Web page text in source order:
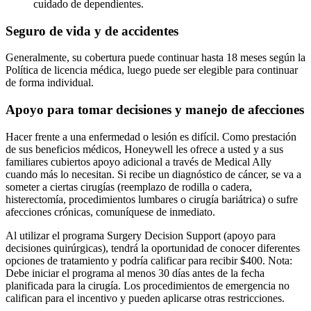
cuidado de dependientes.
Seguro de vida y de accidentes
Generalmente, su cobertura puede continuar hasta 18 meses según la
Política de licencia médica, luego puede ser elegible para continuar
de forma individual.
Apoyo para tomar decisiones y manejo de afecciones
Hacer frente a una enfermedad o lesión es difícil. Como prestación
de sus beneficios médicos, Honeywell les ofrece a usted y a sus
familiares cubiertos apoyo adicional a través de Medical Ally
cuando más lo necesitan. Si recibe un diagnóstico de cáncer, se va a
someter a ciertas cirugías (reemplazo de rodilla o cadera,
histerectomía, procedimientos lumbares o cirugía bariátrica) o sufre
afecciones crónicas, comuníquese de inmediato.
Al utilizar el programa Surgery Decision Support (apoyo para
decisiones quirúrgicas), tendrá la oportunidad de conocer diferentes
opciones de tratamiento y podría calificar para recibir $400. Nota:
Debe iniciar el programa al menos 30 días antes de la fecha
planificada para la cirugía. Los procedimientos de emergencia no
califican para el incentivo y pueden aplicarse otras restricciones.